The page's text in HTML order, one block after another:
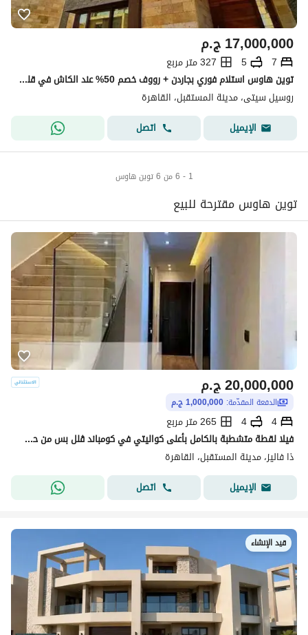
ج.م17,000,000
7
5
327 متر مربع
توين هاوس استلام فوري بجاردن + رووف خصم 50% عند الكاش في قلب المستقبل سيتي بجوار مدينتي دقائق من مطار القاهرة و طريق السويس
روسيل سيتى، مدينة المستقبل، القاهرة
الإيميل
اتصل
1 - 6 من 6 توين هاوس
توين هاوس مقترحة للبيع
ج.م20,000,000
الدفعة المقدّمة: 1,000,000 ج.م
4
4
265 متر مربع
فيلا لقطة متشطبة بالكامل بأعلى كواليتي في كومباند ڤلل بس من حسن علام
ذا فاليز، مدينة المستقبل، القاهرة
الإيميل
اتصل
قيد الإنشاء